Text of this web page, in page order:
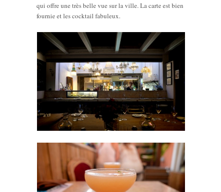
qui offre une très belle vue sur la ville. La carte est bien
fournie et les cocktail fabuleux.